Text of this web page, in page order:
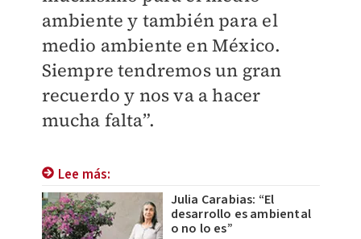
ambiente y también para el
medio ambiente en México.
Siempre tendremos un gran
recuerdo y nos va a hacer
mucha falta”.
Lee más:
Julia Carabias: “El
desarrollo es ambiental
o no lo es”